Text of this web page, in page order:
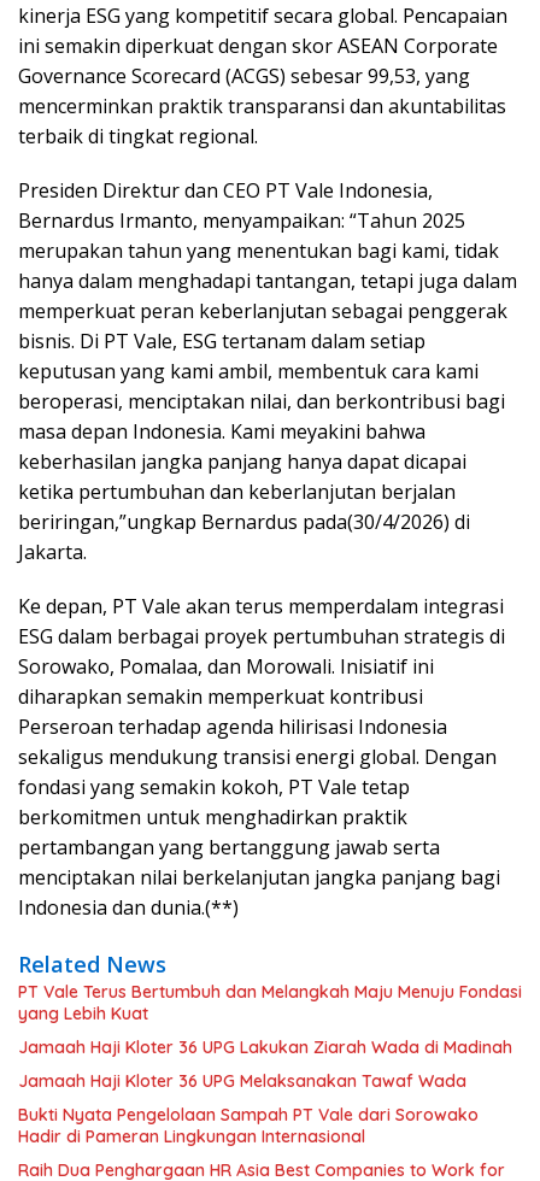
kinerja ESG yang kompetitif secara global. Pencapaian
ini semakin diperkuat dengan skor ASEAN Corporate
Governance Scorecard (ACGS) sebesar 99,53, yang
mencerminkan praktik transparansi dan akuntabilitas
terbaik di tingkat regional.
Presiden Direktur dan CEO PT Vale Indonesia,
Bernardus Irmanto, menyampaikan: “Tahun 2025
merupakan tahun yang menentukan bagi kami, tidak
hanya dalam menghadapi tantangan, tetapi juga dalam
memperkuat peran keberlanjutan sebagai penggerak
bisnis. Di PT Vale, ESG tertanam dalam setiap
keputusan yang kami ambil, membentuk cara kami
beroperasi, menciptakan nilai, dan berkontribusi bagi
masa depan Indonesia. Kami meyakini bahwa
keberhasilan jangka panjang hanya dapat dicapai
ketika pertumbuhan dan keberlanjutan berjalan
beriringan,”ungkap Bernardus pada(30/4/2026) di
Jakarta.
Ke depan, PT Vale akan terus memperdalam integrasi
ESG dalam berbagai proyek pertumbuhan strategis di
Sorowako, Pomalaa, dan Morowali. Inisiatif ini
diharapkan semakin memperkuat kontribusi
Perseroan terhadap agenda hilirisasi Indonesia
sekaligus mendukung transisi energi global. Dengan
fondasi yang semakin kokoh, PT Vale tetap
berkomitmen untuk menghadirkan praktik
pertambangan yang bertanggung jawab serta
menciptakan nilai berkelanjutan jangka panjang bagi
Indonesia dan dunia.(**)
Related News
PT Vale Terus Bertumbuh dan Melangkah Maju Menuju Fondasi
yang Lebih Kuat
Jamaah Haji Kloter 36 UPG Lakukan Ziarah Wada di Madinah
Jamaah Haji Kloter 36 UPG Melaksanakan Tawaf Wada
Bukti Nyata Pengelolaan Sampah PT Vale dari Sorowako
Hadir di Pameran Lingkungan Internasional
Raih Dua Penghargaan HR Asia Best Companies to Work for